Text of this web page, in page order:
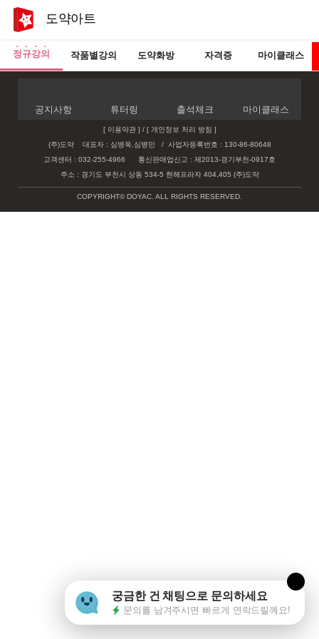
도약아트
궁금한 건 채팅으로 문의하세요
문의를 남겨주시면 빠르게 연락드릴께요!
정규강의 작품별강의 도약화방 자격증 마이클래스
공지사항 튜터링 출석체크 마이클래스
[ 이용약관 ] / [ 개인정보 처리 방침 ]
(주)도약 대표자 : 심병욱,심병민 /
사업자등록번호 : 130-86-80648
고객센터 : 032-255-4966
통신판매업신고 : 제2013-경기부천-0917호
주소 : 경기도 부천시 상동 534-5 현해프라자 404,405 (주)도약
COPYRIGHT© DOYAC. ALL RIGHTS RESERVED.